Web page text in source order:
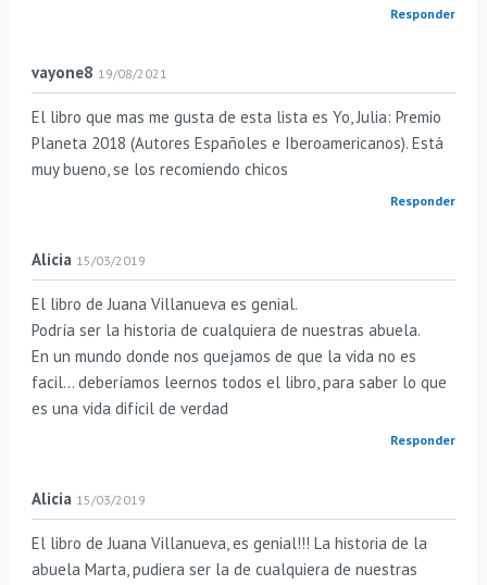
Responder
vayone8 19/08/2021
El libro que mas me gusta de esta lista es Yo, Julia: Premio
Planeta 2018 (Autores Españoles e Iberoamericanos). Está
muy bueno, se los recomiendo chicos
Responder
Alicia 15/03/2019
El libro de Juana Villanueva es genial.
Podría ser la historia de cualquiera de nuestras abuela.
En un mundo donde nos quejamos de que la vida no es
facil… deberíamos leernos todos el libro, para saber lo que
es una vida difícil de verdad
Responder
Alicia 15/03/2019
El libro de Juana Villanueva, es genial!!! La historia de la
abuela Marta, pudiera ser la de cualquiera de nuestras